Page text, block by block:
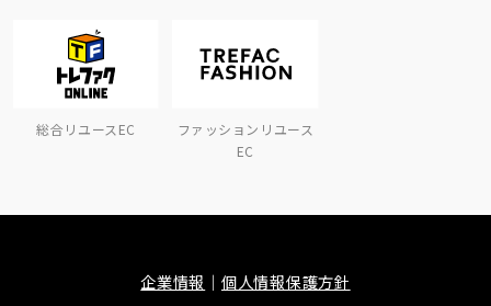
総合リユースEC
ファッションリユース
EC
企業情報
個人情報保護方針